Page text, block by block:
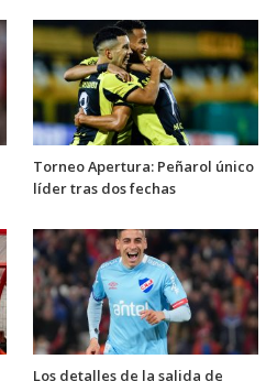
Torneo Apertura: Peñarol único
líder tras dos fechas
Los detalles de la salida de